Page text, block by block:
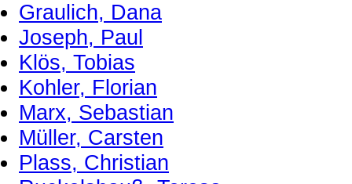
Graulich, Dana
Joseph, Paul
Klös, Tobias
Kohler, Florian
Marx, Sebastian
Müller, Carsten
Plass, Christian